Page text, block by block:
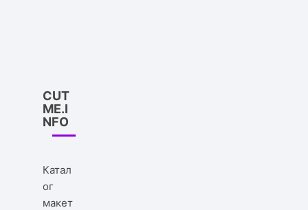
CUT
ME.I
NFO
Катал
ог
макет